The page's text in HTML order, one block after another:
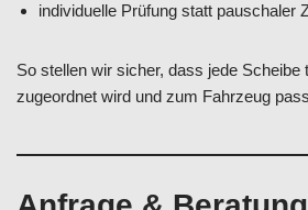
individuelle Prüfung statt pauschaler
So stellen wir sicher, dass jede Scheibe
zugeordnet wird und zum Fahrzeug